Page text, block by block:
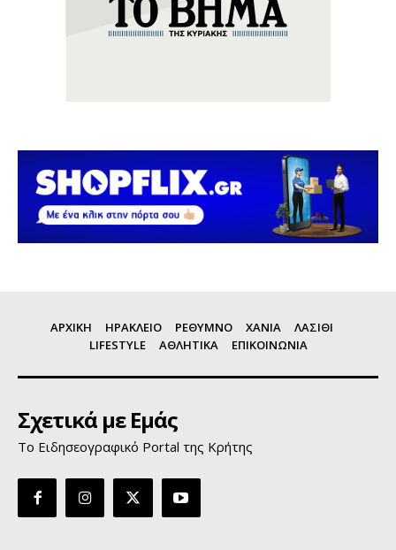
ΑΡΧΙΚΗ ΗΡΑΚΛΕΙΟ ΡΕΘΥΜΝΟ ΧΑΝΙΑ
ΛΑΣΙΘΙ
LIFESTYLE
ΑΘΛΗΤΙΚΑ ΕΠΙΚΟΙΝΩΝΙΑ
Σχετικά με Εμάς
Το Ειδησεογραφικό Portal της Κρήτης